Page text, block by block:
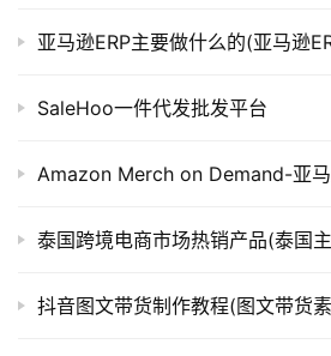
亚马逊ERP主要做什么的(亚马逊
SaleHoo一件代发批发平台
Amazon Merch on Demand-亚
泰国跨境电商市场热销产品(泰国
抖音图文带货制作教程(图文带货